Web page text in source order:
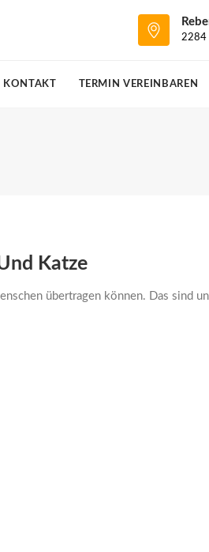
2284
KONTAKT TERMIN VEREINBAREN
Katze
übertragen können. Das sind